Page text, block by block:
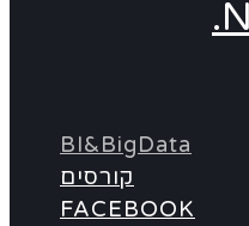
BI&BigData
קורסים
FACEBOOK